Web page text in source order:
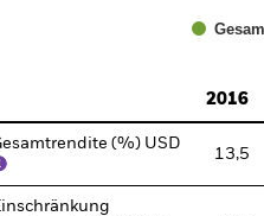
2016
(%) USD
13,5